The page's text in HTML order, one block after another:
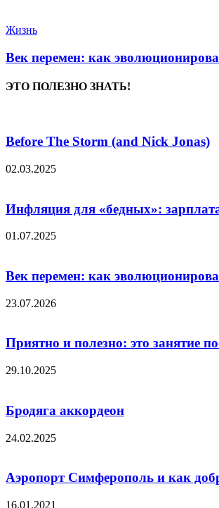
Жизнь
Век перемен: как
ЭТО ПОЛЕЗНО ЗНАТЬ!
Before The Storm (and Nick Jonas)
02.03.2025
Инфляция для «бедных»:
01.07.2025
Век перемен: как
23.07.2026
Приятно и полезно: это занятие
29.10.2025
Бродяга аккордеон
24.02.2025
Аэропорт Симферополь и как
16.01.2021